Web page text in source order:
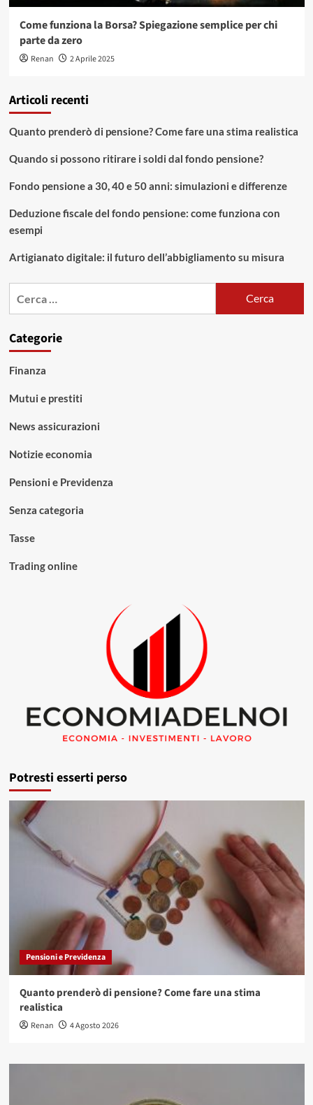
Come funziona la Borsa? Spiegazione semplice per chi
parte da zero
Renan 2 Aprile 2025
Articoli recenti
Quanto prenderò di pensione? Come fare una stima realistica
Quando si possono ritirare i soldi dal fondo pensione?
Fondo pensione a 30, 40 e 50 anni: simulazioni e differenze
Deduzione fiscale del fondo pensione: come funziona con
esempi
Artigianato digitale: il futuro dell’abbigliamento su misura
Categorie
Finanza
Mutui e prestiti
News assicurazioni
Notizie economia
Pensioni e Previdenza
Senza categoria
Tasse
Trading online
Potresti esserti perso
Pensioni e Previdenza
Quanto prenderò di pensione? Come fare una stima
realistica
Renan 4 Agosto 2026